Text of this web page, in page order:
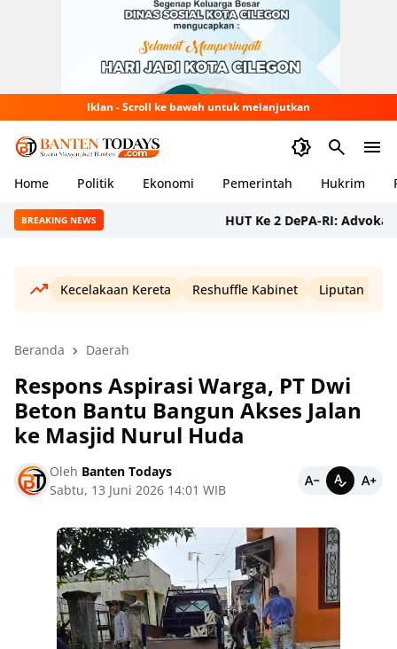
Iklan - Scroll ke bawah untuk melanjutkan
Home Politik Ekonomi Pemerintah Hukrim
BREAKING NEWS HUT Ke 2 DePA-RI: Advokat
Kecelakaan Kereta Reshuffle Kabinet Liputan Haji
Beranda Daerah
Respons Aspirasi Warga, PT Dwi
Beton Bantu Bangun Akses Jalan
ke Masjid Nurul Huda
Oleh Banten Todays
Sabtu, 13 Juni 2026 14:01 WIB